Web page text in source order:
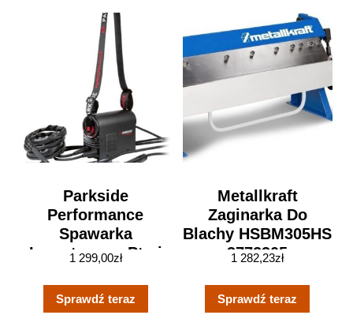
Parkside
Performance
Spawarka
Inwertorowa Ptmi
1 299,00zł
Sprawdź teraz
Metallkraft
Zaginarka Do
Blachy HSBM305HS
3772305
1 282,23zł
Sprawdź teraz